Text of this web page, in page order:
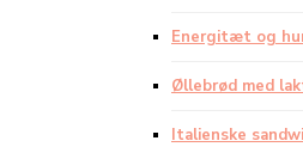
Energitæt og
Øllebrød med
Italienske